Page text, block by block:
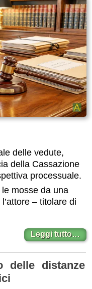
delle vedute,
della Cassazione
processuale.
mosse da una
– titolare di
Leggi tutto…
delle distanze